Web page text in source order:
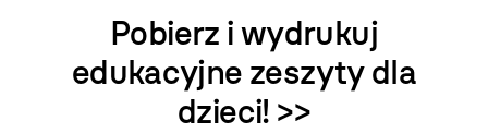
Pobierz i wydrukuj
edukacyjne zeszyty dla
dzieci! >>